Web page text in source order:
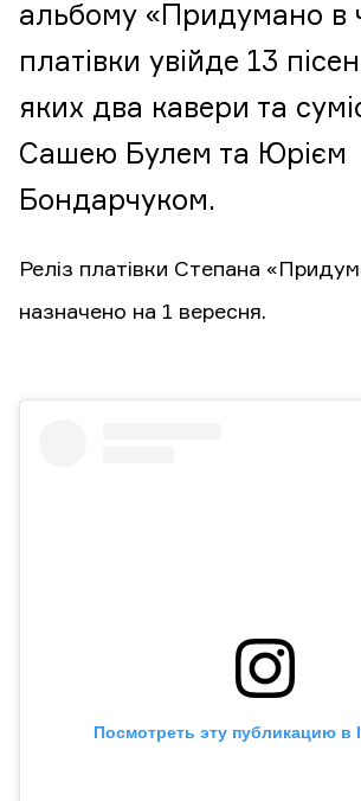
альбому «Придумано в
платівки увійде 13
яких два кавери та
Сашею Булем та Юрієм
Бондарчуком.
Реліз платівки Степана
назначено на 1 вересня.
Посмотреть эту публикацию в